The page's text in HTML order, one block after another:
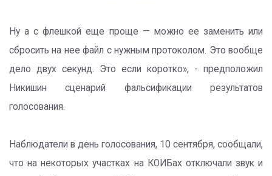
Ну а с флешкой еще проще — можно ее заменить или
сбросить на нее файл с нужным протоколом. Это вообще
дело двух секунд. Это если коротко», - предположил
Никишин сценарий фальсификации результатов
голосования.
Наблюдатели в день голосования, 10 сентября, сообщали,
что на некоторых участках на КОИБах отключали звук и